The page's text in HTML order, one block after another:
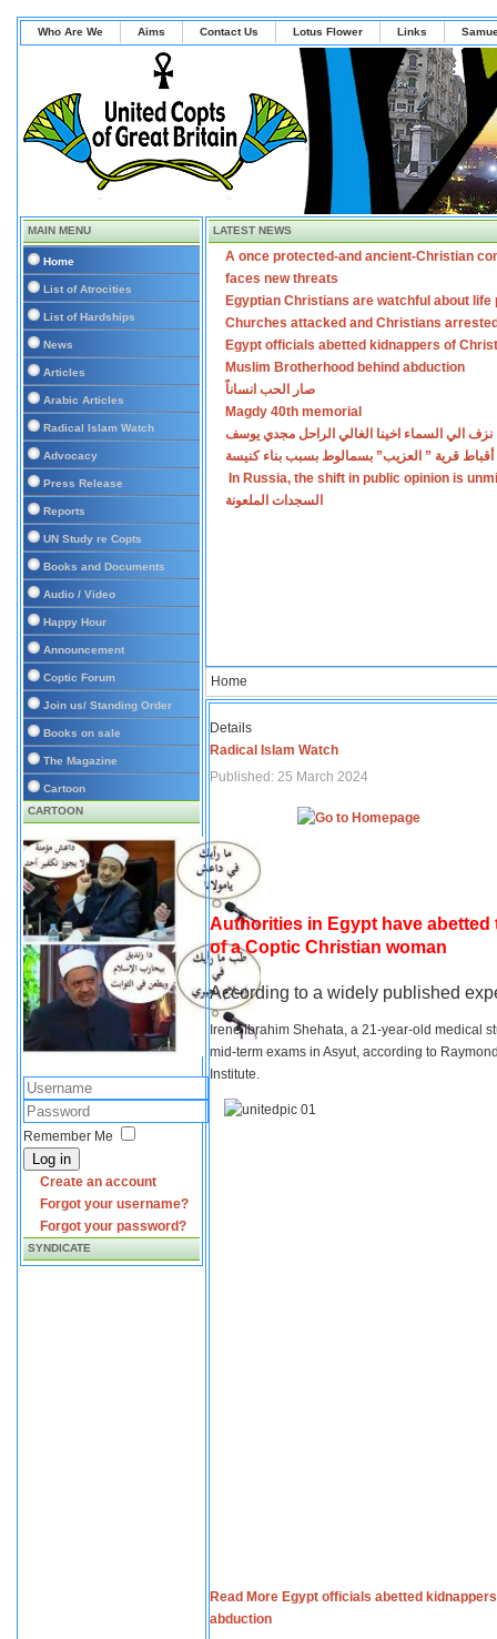
Who Are We Aims Contact Us Lotus Flower Links
MAIN MENU
Home
List of Atrocities
List of Hardships
News
Articles
Arabic Articles
Radical Islam Watch
Advocacy
Press Release
Reports
UN Study re Copts
Books and Documents
Audio / Video
Happy Hour
Announcement
Coptic Forum
Join us/ Standing Order
Books on sale
The Magazine
Cartoon
CARTOON
Remember Me
Log in
Create an account
Forgot your username?
Forgot your password?
SYNDICATE
LATEST NEWS
A once protected-and ancient-Christian
faces new threats
Egyptian Christians are watchful about life
Churches attacked and Christians
Egypt officials abetted kidnappers of
Muslim Brotherhood behind abduction
صار الحب انساناً
Magdy 40th memorial
نزف الي السماء اخينا الغالي الراحل مجدي يوسف
أقباط قرية ” العزيب” بسمالوط بسبب بناء كنيسة
In Russia, the shift in public opinion is
السجدات الملعونة
Home
Details
Radical Islam Watch
Published: 25 March 2024
Authorities in Egypt have
of a Coptic Christian woman
According to a widely published
Irene Ibrahim Shehata, a 21-year-old medical
mid-term exams in Asyut, according to
Institute.
Read More Egypt officials abetted
abduction